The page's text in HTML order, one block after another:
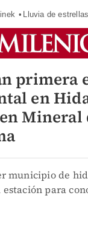
Lluvia de estrellas
primera
en
Mineral
municipio de
para